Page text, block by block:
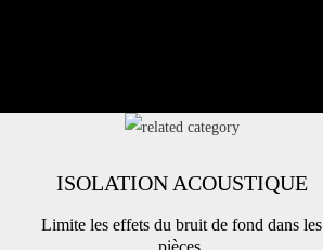
ISOLATION ACOUSTIQUE
Limite les effets du bruit de fond dans les